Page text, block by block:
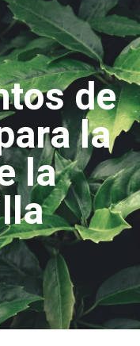
de
la
la